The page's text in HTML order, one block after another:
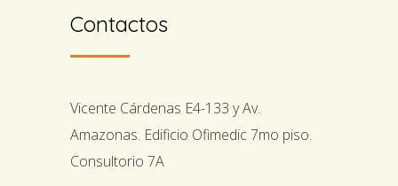
Contactos
Vicente Cárdenas E4-133 y Av.
Amazonas. Edificio Ofimedic 7mo piso.
Consultorio 7A